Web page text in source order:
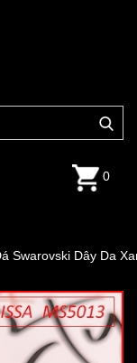
0
Swarovski Dây Da